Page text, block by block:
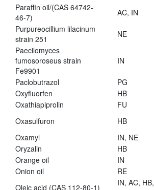
Paraffin oil/(CAS 64742-
46-7)
AC, IN
Purpureocillium lilacinum
strain 251
NE
Paecilomyces
fumosoroseus strain
Fe9901
IN
Paclobutrazol PG
Oxyfluorfen
HB
Oxathiapiprolin
FU
Oxasulfuron
HB
Oxamyl
IN, NE
Oryzalin
HB
Orange oil
IN
Onion oil
RE
Oleic acid (CAS 112-80-1)
IN, AC, HB,